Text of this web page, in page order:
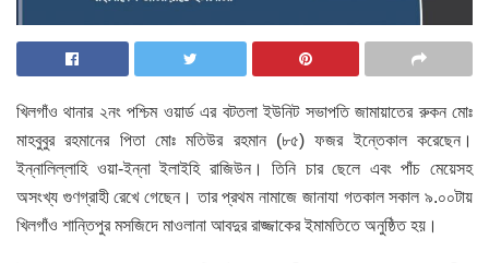
খিলগাঁও থানার ২নং পশ্চিম ওয়ার্ড এর বটতলা ইউনিট সভাপতি জামায়াতের রুকন মোঃ
মাহবুবুর রহমানের পিতা মোঃ মতিউর রহমান (৮৫) ফজর ইন্তেকাল করেছেন।
ইন্নালিল্লাহি ওয়া-ইন্না ইলাইহি রাজিউন। তিনি চার ছেলে এবং পাঁচ মেয়েসহ
অসংখ্য গুণগ্রাহী রেখে গেছেন। তার প্রথম নামাজে জানাযা গতকাল সকাল ৯.০০টায়
খিলগাঁও শান্তিপুর মসজিদে মাওলানা আবদুর রাজ্জাকের ইমামতিতে অনুষ্ঠিত হয়।